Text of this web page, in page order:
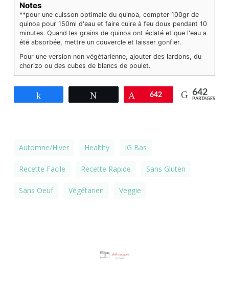
Notes
**pour une cuisson optimale du quinoa, compter 100gr de
quinoa pour 150ml d'eau et faire cuire à feu doux pendant 10
minutes. Quand les grains de quinoa ont éclaté et que l'eau a
été absorbée, mettre un couvercle et laisser gonfler.
Pour une version non végétarienne, ajouter des lardons, du
chorizo ou des cubes de blancs de poulet.
Tweetez Épingle
642 642
PARTAGES
Automne/Hiver Healthy IG Bas
Recette Facile Recette Rapide Sans Gluten
Sans Oeuf Végétarien Veggie